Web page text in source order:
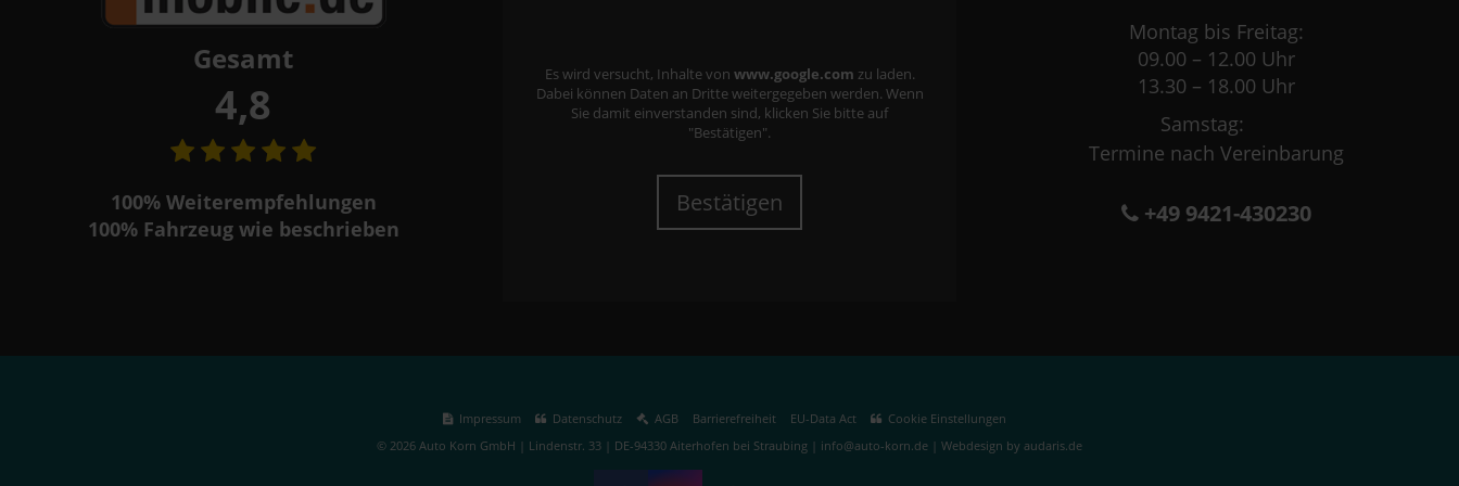
Gesamt
4,8
100%Weiterempfehlungen
100%Fahrzeug wie beschrieben
Es wird versucht, Inhalte von www.google.com zu laden.
Dabei können Daten an Dritte weitergegeben werden. Wenn
Sie damit einverstanden sind, klicken Sie bitte auf
"Bestätigen".
Bestätigen
Montag bis Freitag:
09.00 – 12.00 Uhr
13.30 – 18.00 Uhr
Samstag:
Termine nach Vereinbarung
+49 9421-430230
Impressum Datenschutz AGB Barrierefreiheit EU-Data Act
Cookie Einstellungen
© 2026 Auto Korn GmbH | Lindenstr. 33 | DE-94330 Aiterhofen bei Straubing | info@auto-korn.de | Webdesign by audaris.de